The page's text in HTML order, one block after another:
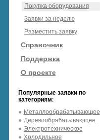
Покупка оборудования
Заявки за неделю
Разместить заявку
Справочник
Поддержка
О проекте
Популярные заявки по
категориям:
Металлообрабатывающее
Деревообрабатывающее
Электротехническое
Холодильное